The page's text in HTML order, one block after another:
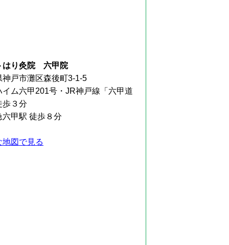
はり灸院 六甲院
神戸市灘区森後町3-1-5
イム六甲201号・JR神戸線「六甲道
歩３分
六甲駅 徒歩８分
地図で見る